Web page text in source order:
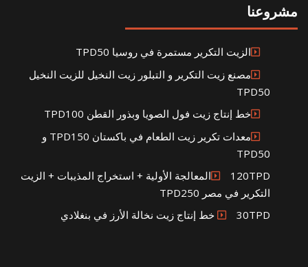
مشروعنا
الزيت التكرير مستمرة في روسيا TPD50
مصنع زيت التكرير و التبلور زيت النخيل للزيت النخيل
TPD50
خط إنتاج زيت فول الصويا وبذور القطن TPD100
معدات تكرير زيت الطعام في باكستان TPD150 و
TPD50
120TPDالمعالجة الأولية + استخراج المذيبات + الزيت
التكرير في مصر TPD250
30TPD خط إنتاج زيت نخالة الأرز في بنغلادي